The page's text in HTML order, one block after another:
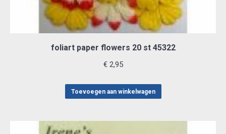
foliart paper flowers 20 st 45322
€2,95
Toevoegen aan winkelwagen